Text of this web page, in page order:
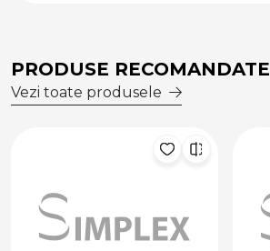
PRODUSE RECOMANDATE
Vezi toate produsele